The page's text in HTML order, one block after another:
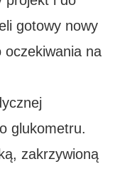
gotowy nowy
oczekiwania na
glukometru.
zakrzywioną